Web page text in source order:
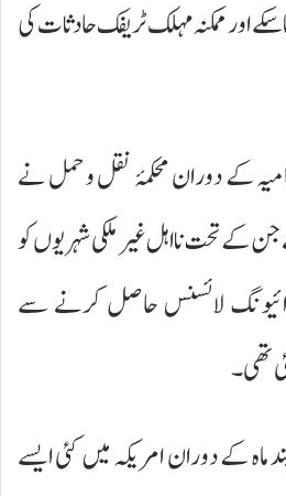
سکے اور ممکنہ مہلک ٹریفک حادثات کی
کے دوران محکمۂ نقل و حمل نے
کے تحت نااہل غیر ملکی شہریوں کو
لائسنس حاصل کرنے سے
تھی۔
کے دوران امریکہ میں کئی ایسے